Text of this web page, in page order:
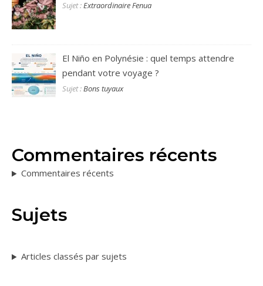
pendant votre voyage ?
Commentaires récents
Sujets